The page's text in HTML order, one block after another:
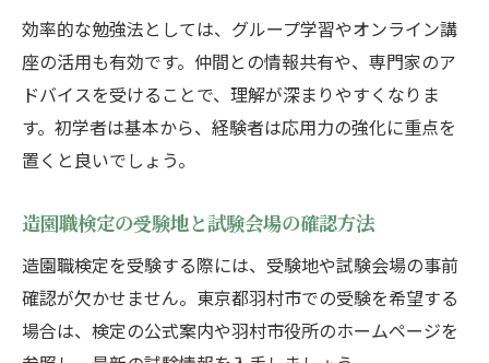
効率的な勉強法としては、グループ学習やオンライン講
座の活用も有効です。仲間との情報共有や、専門家のア
ドバイスを受けることで、理解が深まりやすくなりま
す。初学者は基本から、経験者は応用力の強化に重点を
置くと良いでしょう。
造園職検定の受験地と試験会場の確認方法
造園職検定を受験する際には、受験地や試験会場の事前
確認が欠かせません。東京都羽村市での受験を希望する
場合は、検定の公式案内や羽村市役所のホームページを